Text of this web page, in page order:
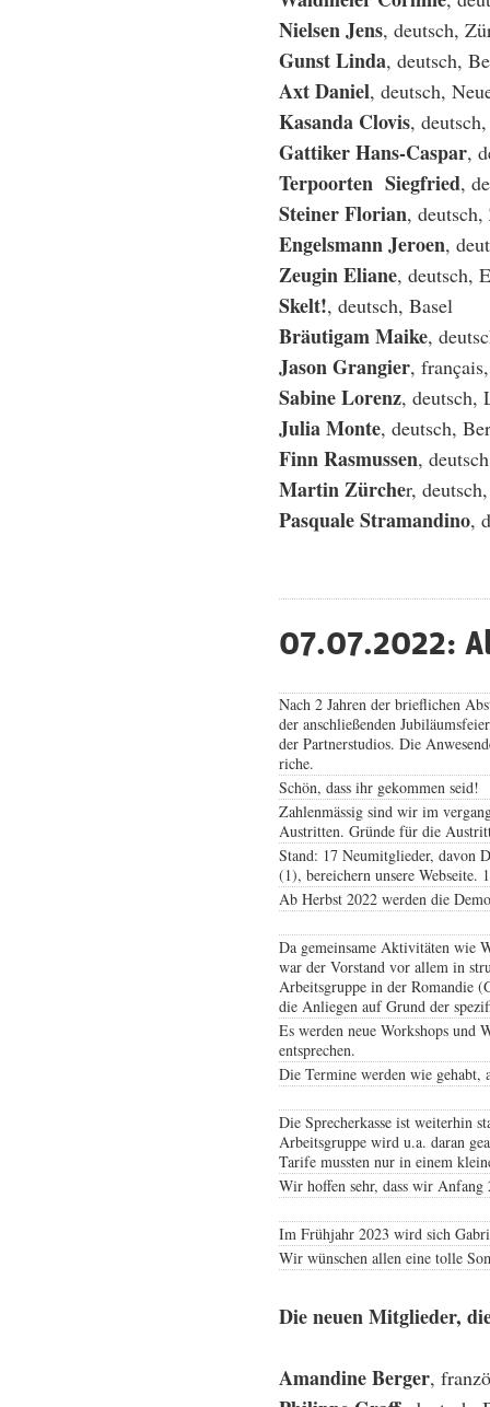
Nielsen Jens, deutsch,
Gunst Linda, deutsch,
Axt Daniel, deutsch,
Kasanda Clovis,
Gattiker Hans-Caspar,
Terpoorten Siegfried,
Steiner Florian,
Engelsmann Jeroen,
Zeugin Eliane, deutsch,
Skelt!, deutsch, Basel
Bräutigam Maike,
Jason Grangier,
Sabine Lorenz, deutsch,
Julia Monte, deutsch,
Finn Rasmussen,
Martin Zürcher,
Pasquale Stramandino,
07.07.2022:
Nach 2 Jahren der brieflichen
der anschließenden
der Partnerstudios. Die
riche.
Schön, dass ihr gekommen seid!
Zahlenmässig sind wir im
Austritten. Gründe für die
Stand: 17 Neumitglieder, davon
(1), bereichern unsere
Ab Herbst 2022 werden die
Da gemeinsame Aktivitäten wie
war der Vorstand vor allem in
Arbeitsgruppe in der Romandie
die Anliegen auf Grund der
Es werden neue Workshops und
entsprechen.
Die Termine werden wie gehabt,
Die Sprecherkasse ist weiterhin
Arbeitsgruppe wird u.a. daran
Tarife mussten nur in einem
Wir hoffen sehr, dass wir Anfang
Im Frühjahr 2023 wird sich
Wir wünschen allen eine tolle
Die neuen Mitglieder,
Amandine Berger,